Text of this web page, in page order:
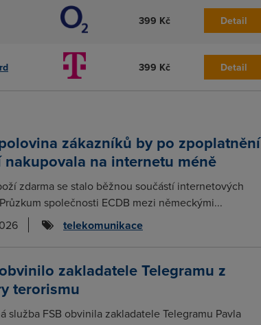
399 Kč Detail
399 Kč Detail
zákazníků by po zpoplatnění
nakupovala na internetu méně
zdarma se stalo běžnou součástí internetových
společnosti ECDB mezi německými...
telekomunikace
zakladatele Telegramu z
terorismu
služba FSB obvinila zakladatele Telegramu Pavla